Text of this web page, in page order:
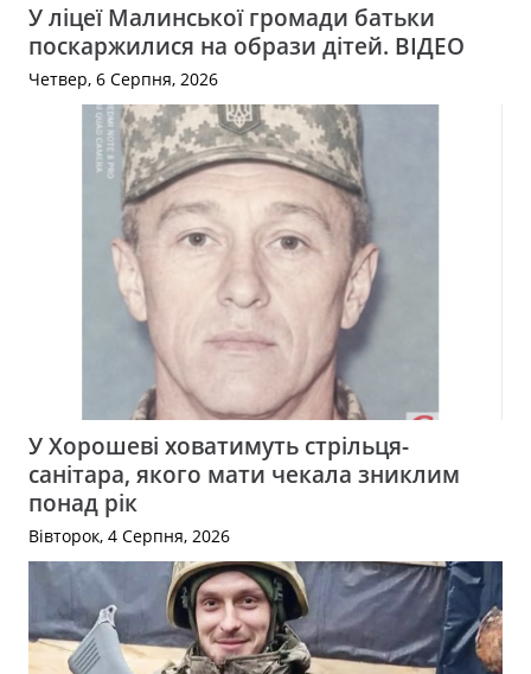
У ліцеї Малинської громади батьки
поскаржилися на образи дітей. ВІДЕО
Четвер, 6 Серпня, 2026
У Хорошеві ховатимуть стрільця-
санітара, якого мати чекала зниклим
понад рік
Вівторок, 4 Серпня, 2026